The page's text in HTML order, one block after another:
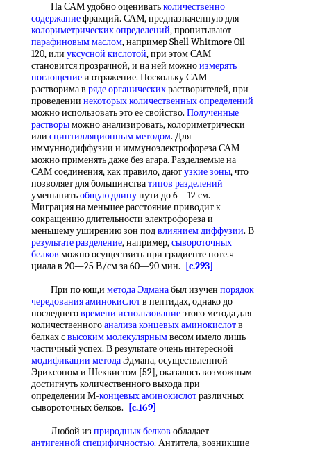
На САМ удобно оцениватьколичественно
содержаниефракций. САМ, предназначенную для
колориметрических определений, пропитывают
парафиновым маслом, например Shell Whitmore Oil
120, или уксусной кислотой, при этом САМ
становится прозрачной, и на ней можноизмерять
поглощениеи отражение. Поскольку САМ
растворима в ряде органическихрастворителей, при
проведении некоторых количественных определений
можно использовать это ее свойство. Полученные
растворыможно анализировать, колориметрически
или сцинтилляционным методом. Для
иммуннодиффузии и иммуноэлектрофореза САМ
можно применять даже без агара. Разделяемые на
САМ соединения, как правило, даютузкие зоны, что
позволяет для большинстватипов разделений
уменьшитьобщую длинупути до 6—12 см.
Миграция на меньшее расстояние приводит к
сокращению длительности электрофореза и
меньшему уширению зон подвлиянием диффузии. В
результате разделение, например,сывороточных
белков можно осуществить при градиенте поте.ч-
циала в 20—25 В/см за 60—90 мин.
[c.293]
При пo юш,и метода Эдманабыл изучен порядок
чередования аминокислотв пептидах, однако до
последнеговремени использованиеэтого метода для
количественногоанализа концевых аминокислотв
белках свысоким молекулярнымвесом имело лишь
частичный успех. В результате очень интересной
модификации методаЭдмана, осуществленной
Эриксоном и Шеквистом [52], оказалось возможным
достигнуть количественного выхода при
определении М-концевых аминокислотразличных
сывороточных белков.
[c.169]
Любой из природных белков обладает
антигенной специфичностью. Антитела, возникшие